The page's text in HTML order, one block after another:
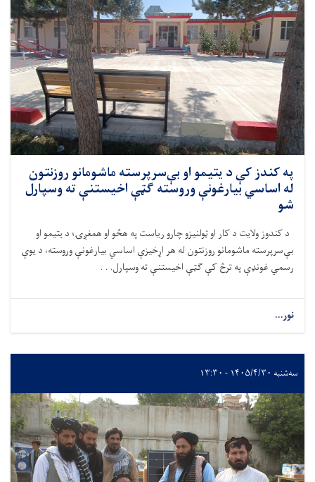
په کندز کې د یتیمو او بې‌سرپرسته ماشومانو روزنتون
له اساسي بیارغونې وروسته ګټې اخیستنې ته وسپارل
شو
د کندوز ولایت د کار او ټولنیزو چارو ریاست په هڅو او همغږۍ؛ د یتیمو او
بې‌سرپرسته ماشومانو روزنتون له هر اړخیزې اساسي بیارغونې وروسته، د یوې
رسمي غونډې په ترڅ کې ګټې اخیستنې ته وسپارل. . .
نور...
سه‌شنبه ۱۴۰۵/۴/۳۰ - ۱۳:۳۰